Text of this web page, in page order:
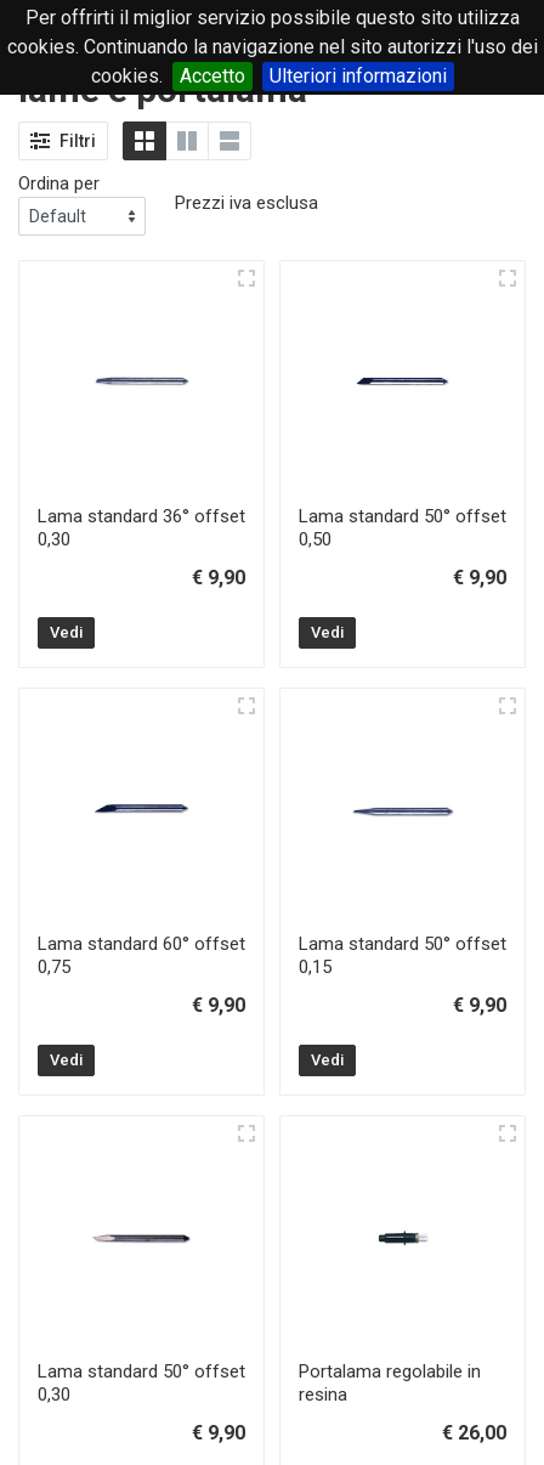
Per offrirti il miglior servizio possibile questo sito utilizza
cookies. Continuando la navigazione nel sito autorizzi l'uso dei
cookies.
Accetto Ulteriori informazioni
0
lame e portalama
Filtri
Ordina per
Prezzi iva esclusa
Lama standard 36° offset
0,30
€ 9,90
Vedi
Lama standard 50° offset
0,50
€ 9,90
Vedi
Lama standard 60° offset
0,75
€ 9,90
Vedi
Lama standard 50° offset
0,15
€ 9,90
Vedi
Lama standard 50° offset
0,30
€ 9,90
Portalama regolabile in
resina
€ 26,00